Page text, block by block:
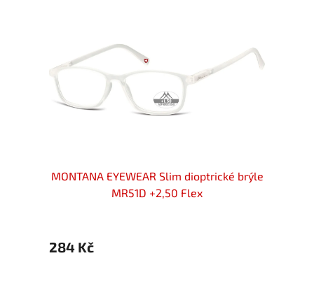
MONTANA EYEWEAR Slim dioptrické brýle
MR51D +2,50 Flex
284 Kč